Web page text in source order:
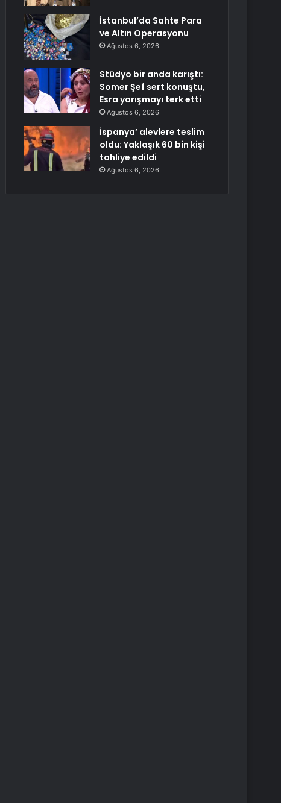
İstanbul’da Sahte Para
ve Altın Operasyonu
Ağustos 6, 2026
Stüdyo bir anda karıştı:
Somer Şef sert konuştu,
Esra yarışmayı terk etti
Ağustos 6, 2026
İspanya’ alevlere teslim
oldu: Yaklaşık 60 bin kişi
tahliye edildi
Ağustos 6, 2026